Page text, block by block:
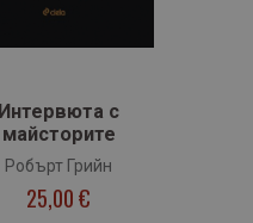
Интервюта с
майсторите
Робърт Грийн
25,00 €